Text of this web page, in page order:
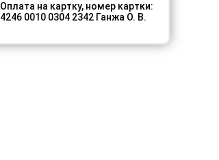
Оплата на картку, номер картки:
4246 0010 0304 2342 Ганжа О. В.